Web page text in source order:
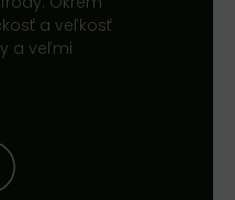
a veľkosť
a veľmi